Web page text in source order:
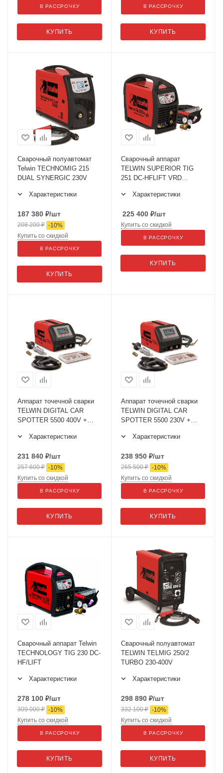
КУПИТЬ
В РАССРОЧКУ
КУПИТЬ
В РАССРОЧКУ
Сварочный полуавтомат
Telwin TECHNOMIG 215
DUAL SYNERGIC 230V
Характеристики
187 380 ₽/шт
208 200₽ -10%
КУПИТЬ
Купить со скидкой
В РАССРОЧКУ
Сварочный аппарат
TELWIN SUPERIOR TIG
251 DC-HFLIFT VRD
Характеристики
225 400 ₽/шт
КУПИТЬ
Купить со скидкой
В РАССРОЧКУ
Аппарат точечной сварки
TELWIN DIGITAL CAR
SPOTTER 5500 400V +
Характеристики
231 840 ₽/шт
257 600₽ -10%
КУПИТЬ
Купить со скидкой
В РАССРОЧКУ
Аппарат точечной сварки
TELWIN DIGITAL CAR
SPOTTER 5500 230V +
Характеристики
238 950 ₽/шт
265 500₽ -10%
КУПИТЬ
Купить со скидкой
В РАССРОЧКУ
Сварочный аппарат Telwin
TECHNOLOGY TIG 230 DC-
HF/LIFT
Характеристики
278 100 ₽/шт
309 000₽ -10%
КУПИТЬ
Купить со скидкой
В РАССРОЧКУ
Сварочный полуавтомат
TELWIN TELMIG 250/2
TURBO 230-400V
Характеристики
298 890 ₽/шт
332 100₽ -10%
КУПИТЬ
Купить со скидкой
В РАССРОЧКУ